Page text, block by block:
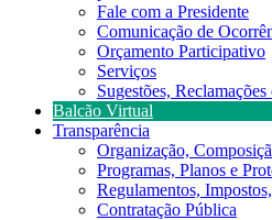
Fale com a Presidente
Comunicação de
Orçamento Participativo
Serviços
Sugestões,
Balcão Virtual
Transparência
Organização,
Programas, Planos e
Regulamentos,
Contratação Pública